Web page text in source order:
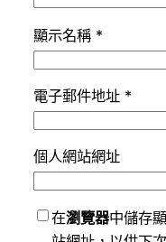
顯示名稱 *
電子郵件地址 *
個人網站網址
在瀏覽器中儲存